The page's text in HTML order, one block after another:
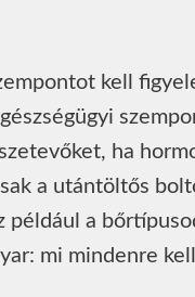
kell
ha
a utántöltős
a
mi mindenre